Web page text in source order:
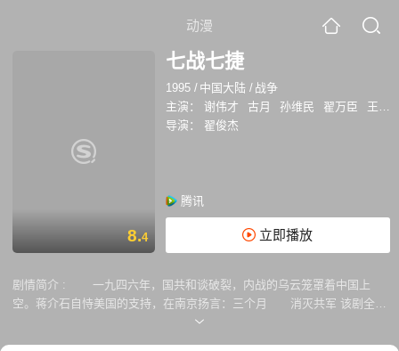
动漫
8.4
七战七捷
1995 / 中国大陆 / 战争
主演：
谢伟才 古月 孙维民 翟万臣
王伍福
导演：
翟俊杰
腾讯
立即播放
剧情简介 :
一九四六年，国共和谈破裂，内战的乌云笼罩着中国上
空。蒋介石自恃美国的支持，在南京扬言：三个月 消灭共军 该剧全方
位地展示了以军事战略家粟裕同志为首的我军指战员，在老区人民的大力